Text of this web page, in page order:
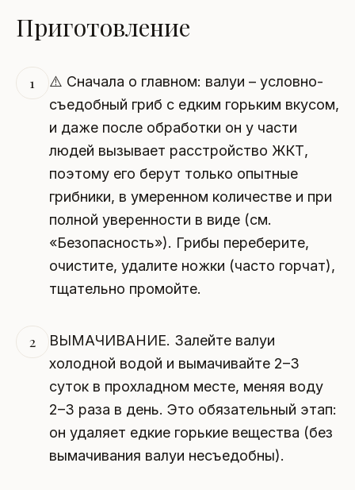
Приготовление
1
⚠️ Сначала о главном: валуи – условно-
съедобный гриб с едким горьким вкусом,
и даже после обработки он у части
людей вызывает расстройство ЖКТ,
поэтому его берут только опытные
грибники, в умеренном количестве и при
полной уверенности в виде (см.
«Безопасность»). Грибы переберите,
очистите, удалите ножки (часто горчат),
тщательно промойте.
2
ВЫМАЧИВАНИЕ. Залейте валуи
холодной водой и вымачивайте 2–3
суток в прохладном месте, меняя воду
2–3 раза в день. Это обязательный этап:
он удаляет едкие горькие вещества (без
вымачивания валуи несъедобны).